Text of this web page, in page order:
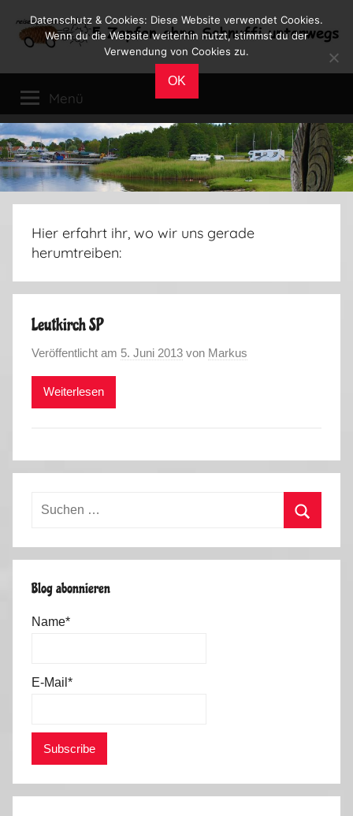
Inhalt
Reiseblog
Leben
im
Wohnmobil
Menü
Hier erfahrt ihr, wo wir uns gerade
herumtreiben:
Leutkirch SP
Veröffentlicht am 5. Juni 2013 von Markus
Weiterlesen
Suchen
Blog abonnieren
Name*
E-Mail*
Datenschutz & Cookies: Diese Website verwendet Cookies.
Wenn du die Website weiterhin nutzt, stimmst du der
Verwendung von Cookies zu.
OK